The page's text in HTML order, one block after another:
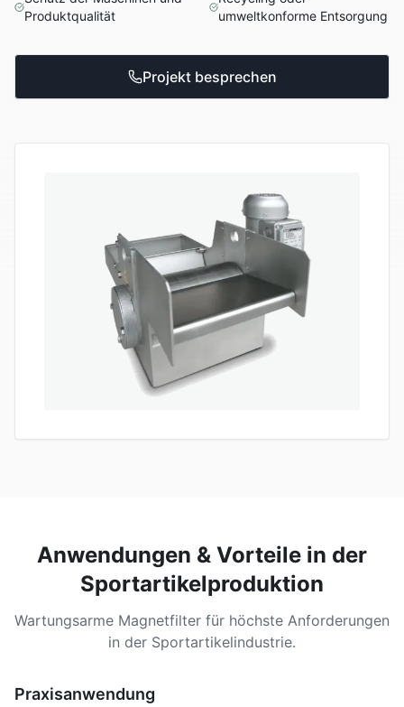
Produktqualität
umweltkonforme Entsorgung
Projekt besprechen
Anwendungen & Vorteile in der
Sportartikelproduktion
Wartungsarme Magnetfilter für höchste Anforderungen
in der Sportartikelindustrie.
Praxisanwendung